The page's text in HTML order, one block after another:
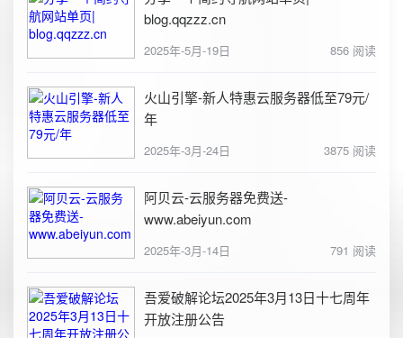
blog.qqzzz.cn
2025年-5月-19日 856 阅读
火山引擎-新人特惠云服务器低至79元/
年
2025年-3月-24日 3875 阅读
阿贝云-云服务器免费送-
www.abeiyun.com
2025年-3月-14日 791 阅读
吾爱破解论坛2025年3月13日十七周年
开放注册公告